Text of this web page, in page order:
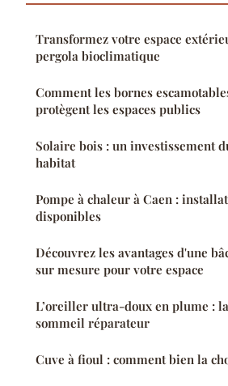
Transformez votre espace
pergola bioclimatique
Comment les bornes
protègent les espaces publics
Solaire bois : un investissement
habitat
Pompe à chaleur à Caen :
disponibles
Découvrez les avantages d'une
sur mesure pour votre espace
L’oreiller ultra-doux en plume :
sommeil réparateur
Cuve à fioul : comment bien la